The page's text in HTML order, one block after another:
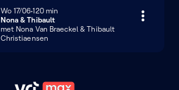
Woensdag 17 juni
Wo 17/06120 minuten
120 min
Nona & Thibault
met Nona Van Braeckel & Thibault
Christiaensen